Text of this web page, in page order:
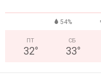
54%
ПТ
32°
СБ
33°